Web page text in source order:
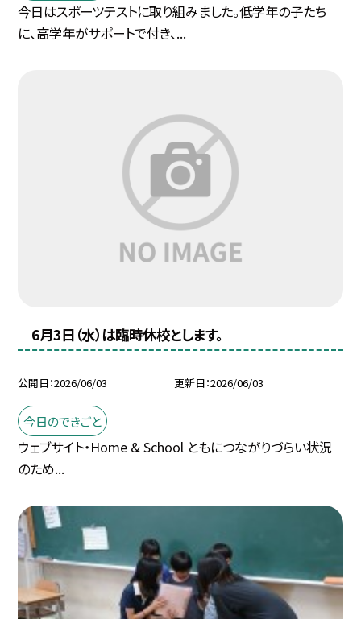
今日はスポーツテストに取り組みました。低学年の子たち
に、高学年がサポートで付き、...
6月3日（水）は臨時休校とします。
公開日 2026/06/03 更新日 2026/06/03
今日のできごと
ウェブサイト・Home & School ともにつながりづらい状況
のため...